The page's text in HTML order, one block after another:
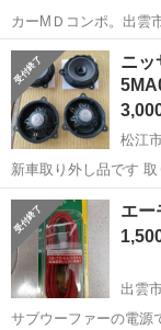
カーMＤコンポ。出雲
島根 出雲市
ニッ
松江
新車取り外し品です
島根 松江市
エ
出雲
サブウーファーの電源